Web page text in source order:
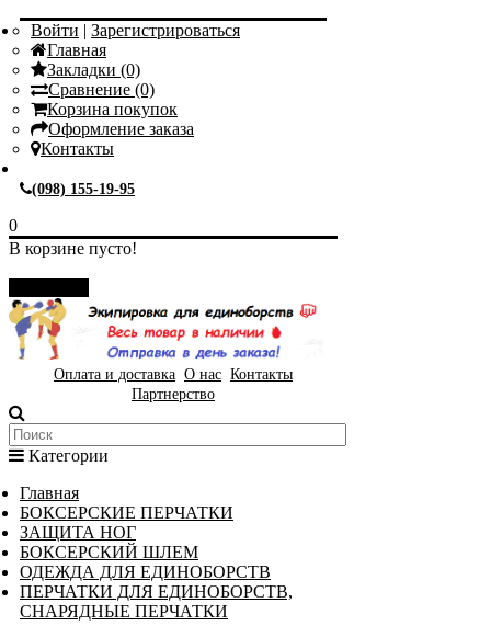
Войти | Зарегистрироваться
Главная
Закладки (0)
Сравнение (0)
Корзина покупок
Оформление заказа
Контакты
(098) 155-19-95
0
В корзине пусто!
Оплата и доставка О нас Контакты
Партнерство
Категории
Главная
БОКСЕРСКИЕ ПЕРЧАТКИ
ЗАЩИТА НОГ
БОКСЕРСКИЙ ШЛЕМ
ОДЕЖДА ДЛЯ ЕДИНОБОРСТВ
ПЕРЧАТКИ ДЛЯ ЕДИНОБОРСТВ,
СНАРЯДНЫЕ ПЕРЧАТКИ